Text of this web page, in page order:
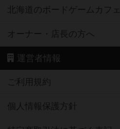
北海道のボードゲームカフェ
オーナー・店長の方へ
運営者情報
ご利用規約
個人情報保護方針